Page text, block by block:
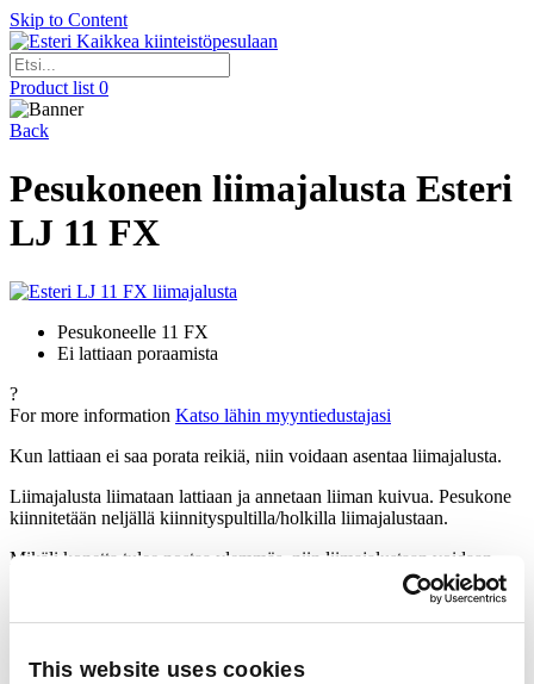
This website uses cookies
Skip to Content
Kaikkea kiinteistöpesulaan
Product list 0
Back
Pesukoneen liimajalusta Esteri
LJ 11 FX
Pesukoneelle 11 FX
Ei lattiaan poraamista
?
For more information Katso lähin myyntiedustajasi
Kun lattiaan ei saa porata reikiä, niin voidaan asentaa liimajalusta.
Liimajalusta liimataan lattiaan ja annetaan liiman kuivua. Pesukone
kiinnitetään neljällä kiinnityspultilla/holkilla liimajalustaan.
Mikäli konetta tulee nostaa ylemmäs, niin liimajalustaan voidaan
kiinnittää PKJ 11 FX jalusta ja pesukone kiinnitetään jalustaan.
Add to productlist+
Pesukoneelle 11 FX